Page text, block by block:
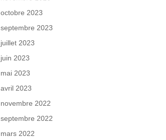
octobre 2023
septembre 2023
juillet 2023
juin 2023
mai 2023
avril 2023
novembre 2022
septembre 2022
mars 2022